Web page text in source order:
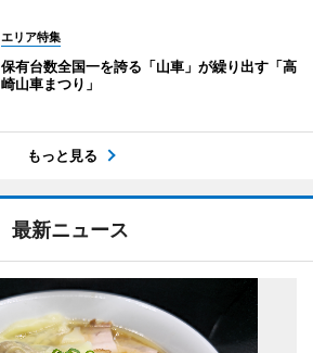
エリア特集
保有台数全国一を誇る「山車」が繰り出す「高
崎山車まつり」
もっと見る
最新ニュース